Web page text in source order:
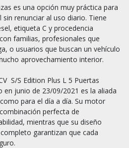
renunciar al uso diario. Tiene
etiqueta C y procedencia
familias, profesionales que
o usuarios que buscan un vehículo
aprovechamiento interior.
S/S Edition Plus L 5 Puertas
junio de 23/09/2021 es la aliada
para el día a día. Su motor
perfecta de
mientras que su diseño
garantizan que cada